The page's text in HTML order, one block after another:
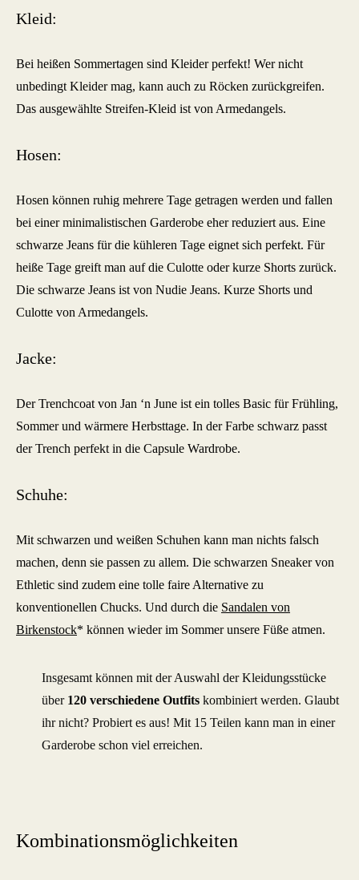
Kleid:
Bei heißen Sommertagen sind Kleider perfekt! Wer nicht
unbedingt Kleider mag, kann auch zu Röcken zurückgreifen.
Das ausgewählte Streifen-Kleid ist von Armedangels.
Hosen:
Hosen können ruhig mehrere Tage getragen werden und fallen
bei einer minimalistischen Garderobe eher reduziert aus. Eine
schwarze Jeans für die kühleren Tage eignet sich perfekt. Für
heiße Tage greift man auf die Culotte oder kurze Shorts zurück.
Die schwarze Jeans ist von Nudie Jeans. Kurze Shorts und
Culotte von Armedangels.
Jacke:
Der Trenchcoat von Jan ‘n June ist ein tolles Basic für Frühling,
Sommer und wärmere Herbsttage. In der Farbe schwarz passt
der Trench perfekt in die Capsule Wardrobe.
Schuhe:
Mit schwarzen und weißen Schuhen kann man nichts falsch
machen, denn sie passen zu allem. Die schwarzen Sneaker von
Ethletic sind zudem eine tolle faire Alternative zu
konventionellen Chucks. Und durch die Sandalen von
Birkenstock* können wieder im Sommer unsere Füße atmen.
Insgesamt können mit der Auswahl der Kleidungsstücke
über 120 verschiedene Outfits kombiniert werden. Glaubt
ihr nicht? Probiert es aus! Mit 15 Teilen kann man in einer
Garderobe schon viel erreichen.
Kombinationsmöglichkeiten